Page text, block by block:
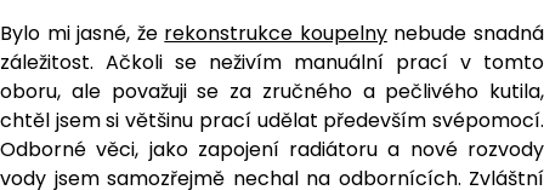
Bylo mi jasné, že rekonstrukce koupelnynebude snadná
záležitost. Ačkoli se neživím manuální prací v tomto
oboru, ale považuji se za zručného a pečlivého kutila,
chtěl jsem si většinu prací udělat především svépomocí.
Odborné věci, jako zapojení radiátoru a nové rozvody
vody jsem samozřejmě nechal na odbornících. Zvláštní